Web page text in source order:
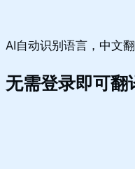
AI自动识别语言，中文
无需登录即可翻